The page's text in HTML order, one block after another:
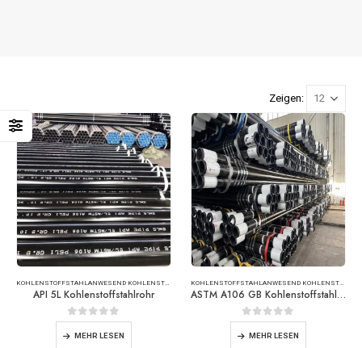
Zeigen:
KOHLENSTOFFSTAHLANWESEND KOHLENSTOFFSTAHLROHR
API 5L Kohlenstoffstahlrohr
0Von 5
MEHR LESEN
KOHLENSTOFFSTAHLANWESEND KOHLENSTOFFSTAHLROHR
ASTM A106 GB Kohlenstoffstahlrohr
0Von 5
MEHR LESEN